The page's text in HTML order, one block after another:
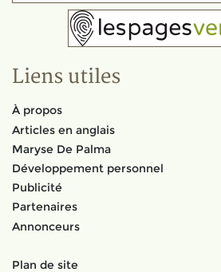
Liens utiles
À propos
Articles en anglais
Maryse De Palma
Développement personnel
Publicité
Partenaires
Annonceurs
Plan de site